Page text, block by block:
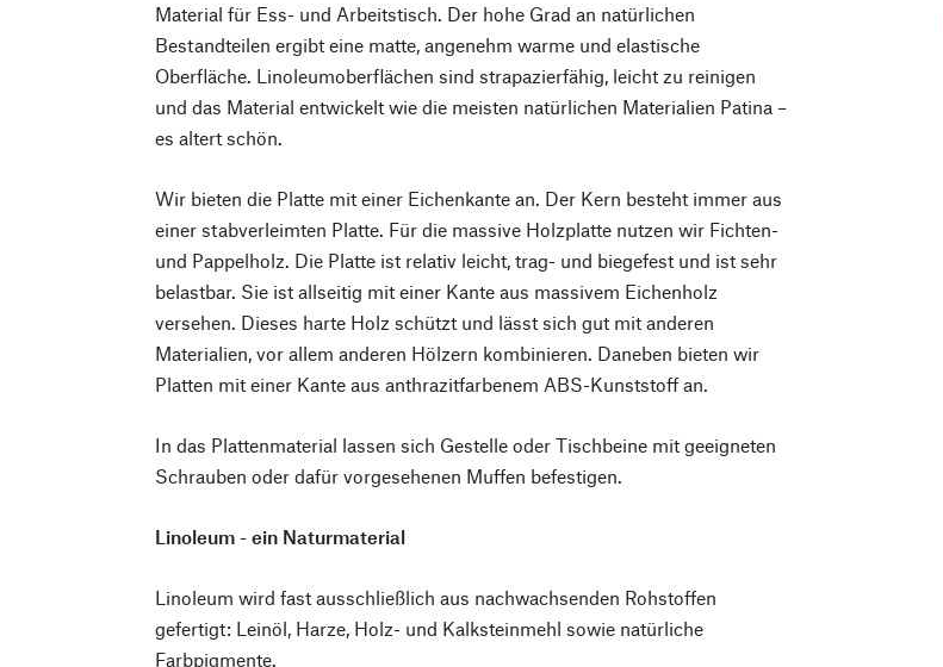
Material für Ess- und Arbeitstisch. Der hohe Grad an natürlichen
Bestandteilen ergibt eine matte, angenehm warme und elastische
Oberfläche. Linoleumoberflächen sind strapazierfähig, leicht zu reinigen
und das Material entwickelt wie die meisten natürlichen Materialien Patina –
es altert schön.
Wir bieten die Platte mit einer Eichenkante an. Der Kern besteht immer aus
einer stabverleimten Platte. Für die massive Holzplatte nutzen wir Fichten-
und Pappelholz. Die Platte ist relativ leicht, trag- und biegefest und ist sehr
belastbar. Sie ist allseitig mit einer Kante aus massivem Eichenholz
versehen. Dieses harte Holz schützt und lässt sich gut mit anderen
Materialien, vor allem anderen Hölzern kombinieren. Daneben bieten wir
Platten mit einer Kante aus anthrazitfarbenem ABS-Kunststoff an.
In das Plattenmaterial lassen sich Gestelle oder Tischbeine mit geeigneten
Schrauben oder dafür vorgesehenen Muffen befestigen.
Linoleum - ein Naturmaterial
Linoleum wird fast ausschließlich aus nachwachsenden Rohstoffen
gefertigt: Leinöl, Harze, Holz- und Kalksteinmehl sowie natürliche
Farbpigmente.